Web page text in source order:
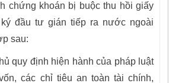
chứng khoán bị buộc thu hồi giấy
đầu tư gián tiếp ra nước ngoài
sau:
quy định hiện hành của pháp luật
các chỉ tiêu an toàn tài chính,